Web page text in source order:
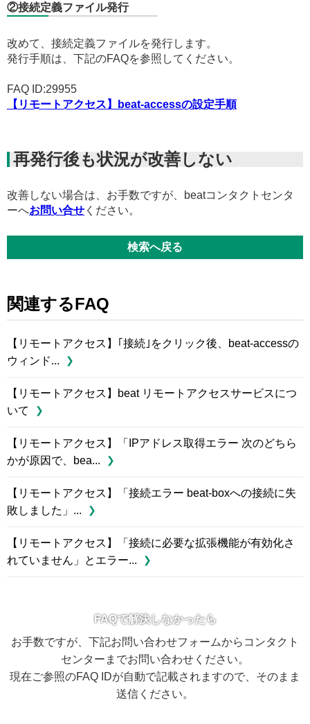
②接続定義ファイル発行
改めて、接続定義ファイルを発行します。
発行手順は、下記のFAQを参照してください。
FAQ ID:29955
【リモートアクセス】beat-accessの設定手順
再発行後も状況が改善しない
改善しない場合は、お手数ですが、beatコンタクトセンタ
ーへお問い合せ ください。
検索へ戻る
関連するFAQ
【リモートアクセス】｢接続｣をクリック後、beat-accessの
ウィンド...
【リモートアクセス】beat リモートアクセスサービスにつ
いて
【リモートアクセス】「IPアドレス取得エラー 次のどちら
かが原因で、bea...
【リモートアクセス】「接続エラー beat-boxへの接続に失
敗しました」...
【リモートアクセス】「接続に必要な拡張機能が有効化さ
れていません」とエラー...
FAQで解決しなかったら
お手数ですが、下記お問い合わせフォームからコンタクト
センターまでお問い合わせください。
現在ご参照のFAQ IDが自動で記載されますので、そのまま
送信ください。